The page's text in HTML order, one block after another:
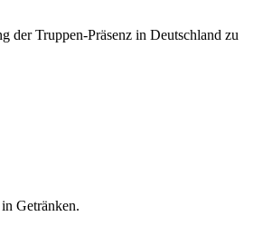
der Truppen-Präsenz in Deutschland zu
Getränken.